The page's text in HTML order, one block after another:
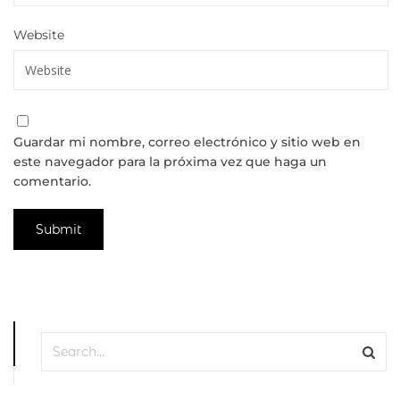
Website
Guardar mi nombre, correo electrónico y sitio web en
este navegador para la próxima vez que haga un
comentario.